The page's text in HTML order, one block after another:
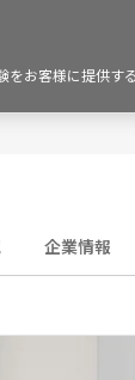
企業情報
お客様に提供する